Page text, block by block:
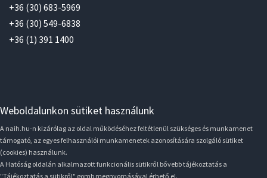
+36 (30) 683-5969
+36 (30) 549-6838
+36 (1) 391 1400
Weboldalunkon sütiket használunk
A naih.hu-n kizárólag az oldal működéséhez feltétlenül szükséges és munkamenet
támogató, az egyes felhasználói munkamenetek azonosítására szolgáló sütiket
(cookies) használunk.
A Hatóság oldalán alkalmazott funkcionális sütikről bővebb tájékoztatás a
"Tájékoztatás a sütikről" gomb megnyomásával érhető el.